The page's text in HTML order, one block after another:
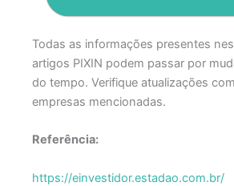
Todas as informações presentes
artigos PIXIN podem passar por
do tempo. Verifique atualizações
empresas mencionadas.
Referência:
https://einvestidor.estadao.com.br/